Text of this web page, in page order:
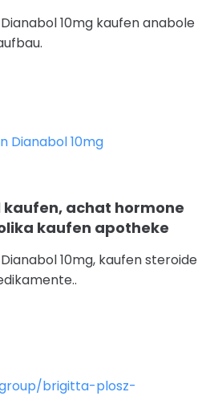
10mg kaufen anabole
achat hormone
kaufen apotheke
10mg, kaufen steroide
brigitta-plosz-